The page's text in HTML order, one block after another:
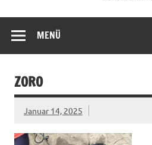
MENÜ
ZORO
Januar 14, 2025